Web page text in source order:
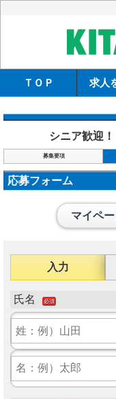
ＴＯＰ 求人
シニア歓迎
募集要項
応募フォーム
マイペ
入力
氏名 必須